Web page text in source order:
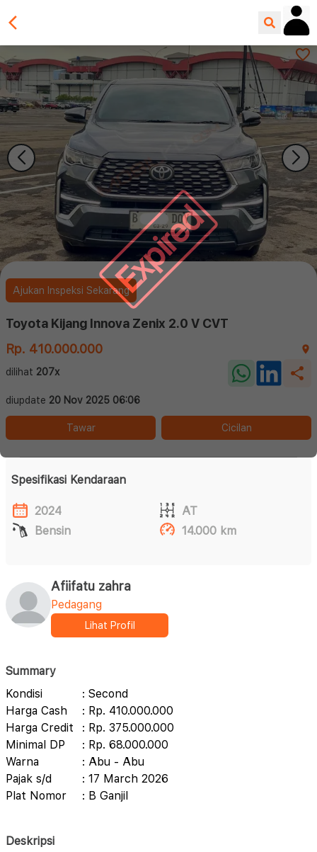
Expired
Ajukan Inspeksi Sekarang
Toyota Kijang Innova Zenix 2.0 V CVT
Rp. 410.000.000
dilihat 207x
diupdate 20 Nov 2025 06:06
Tawar Cicilan
Spesifikasi Kendaraan
2024
AT
Bensin
14.000 km
Afiifatu zahra
Pedagang
Lihat Profil
Summary
Kondisi
: Second
Harga Cash
: Rp. 410.000.000
Harga Credit
: Rp. 375.000.000
Minimal DP
: Rp. 68.000.000
Warna
: Abu - Abu
Pajak s/d
: 17 March 2026
Plat Nomor
: B Ganjil
Deskripsi